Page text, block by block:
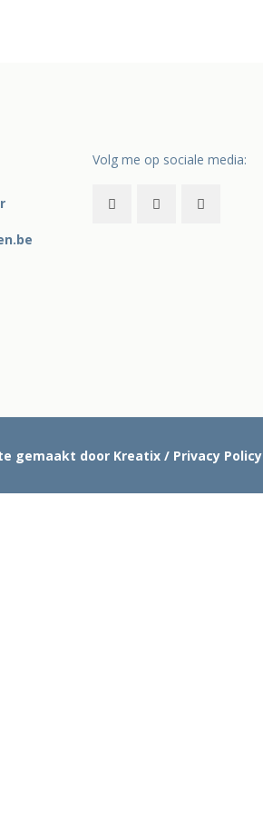
Volg me op sociale media:
gemaakt door Kreatix / Privacy Policy